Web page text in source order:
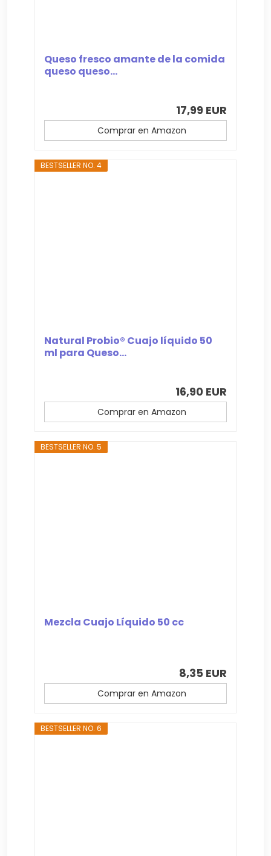
Queso fresco amante de la comida
queso queso...
17,99 EUR
Comprar en Amazon
BESTSELLER NO. 4
Natural Probio® Cuajo líquido 50
ml para Queso...
16,90 EUR
Comprar en Amazon
BESTSELLER NO. 5
Mezcla Cuajo Líquido 50 cc
8,35 EUR
Comprar en Amazon
BESTSELLER NO. 6